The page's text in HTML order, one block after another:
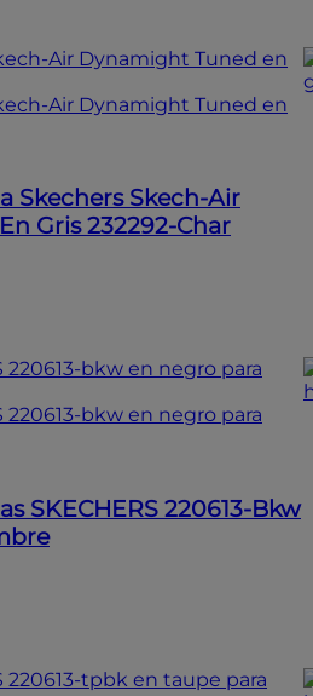
Skechers Skech-Air
Gris 232292-Char
SKECHERS 220613-Bkw